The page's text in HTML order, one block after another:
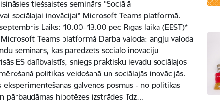
tiešsaistes seminārs “Sociālā
sociālajai inovācijai” Microsoft Teams platformā.
Laiks: 10.00–13.00 pēc Rīgas laika (EEST)*
Teams platformā Darba valoda: angļu valoda
seminārs, kas paredzēts sociālo inovāciju
ES dalībvalstīs, sniegs praktisku ievadu sociālajos
politikas veidošanā un sociālajās inovācijās.
eksperimentēšanas galvenos posmus - no politikas
pārbaudāmas hipotēzes izstrādes līdz…